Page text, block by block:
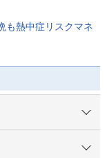
も熱中症リスクマネ